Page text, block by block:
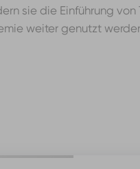
sie die Einführung
weiter genutzt